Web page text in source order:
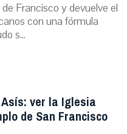
Francisco y devuelve el
con una fórmula
s...
ver la Iglesia
de San Francisco